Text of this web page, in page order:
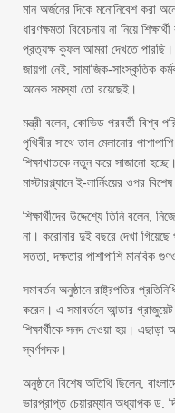
মান অর্জনের দিকে মনোনিবেশ করা
ধারণক্ষমতা বিবেচনায় না নিয়ে
প্রত্যক্ষ কুফল আমরা দেখতে পারছি।
জায়গা নেই, সামাজিক-সাংস্কৃতিক
অনেক সমস্যা তো রয়েছেই।
মন্ত্রী বলেন, কোভিড পরবর্তী বিশ্ব
পৃথিবীর সাথে তাল মেলানোর
শিক্ষাখাতকে নতুন করে সাজানো
মাস্টারপ্ল্যানে ই-লার্নিংয়ের ওপর
শিক্ষার্থীদের উদ্দেশ্যে তিনি বলেন,
না। করোনার দুই বছরে দেখা
সততা, দক্ষতার পাশাপাশি মানবিক
সমাবর্তন অনুষ্ঠানে রাষ্ট্রপতির
করেন। এ সমাবর্তনে আন্ডার
শিক্ষার্থীকে সনদ দেওয়া হয়। এছাড়া
স্বর্ণপদক।
অনুষ্ঠানে বিশেষ অতিথি ছিলেন,
ভারপ্রাপ্ত চেয়ারম্যান অধ্যাপক ড.